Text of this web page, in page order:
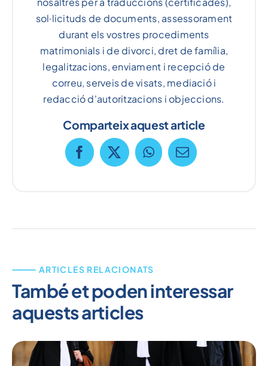
sol·licituds de documents, assessorament
durant els vostres procediments
matrimonials i de divorci, dret de família,
legalitzacions, enviament i recepció de
correu, serveis de visats, mediació i
redacció d'autoritzacions i objeccions.
Comparteix aquest article
⸻ ARTICLES RELACIONATS
També et poden interessar
aquests articles